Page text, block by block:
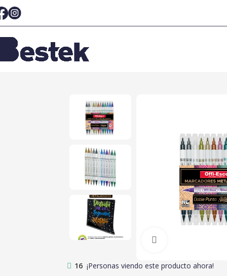
16 ¡Personas viendo este producto ahora!